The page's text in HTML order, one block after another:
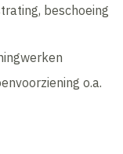
beschoeing
o.a.